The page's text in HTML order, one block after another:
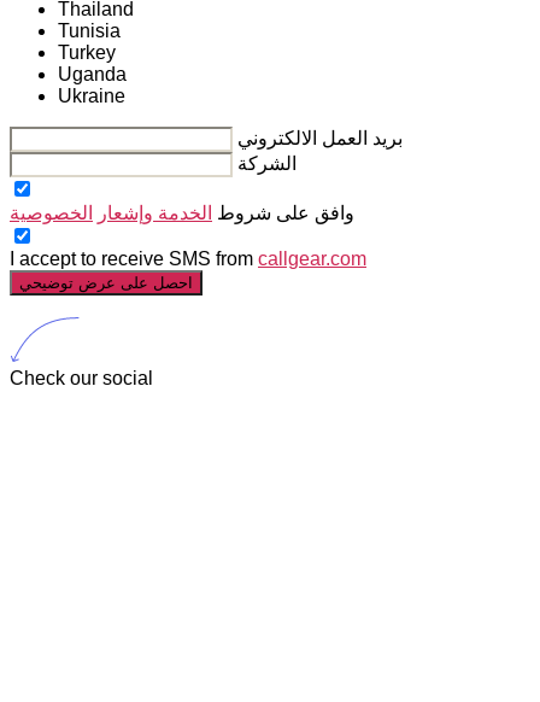
Thailand
Tunisia
Turkey
Uganda
Ukraine
بريد العمل الالكتروني
الشركة
وافق على شروط الخدمة وإشعار الخصوصية
I accept to receive SMS from callgear.com
احصل على عرض توضيحي
Check our social